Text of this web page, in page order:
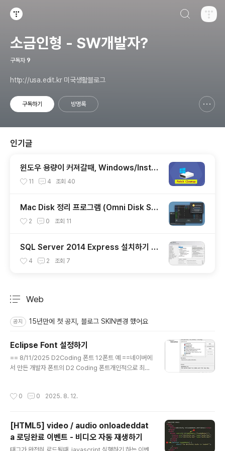
소금인형 - SW개발자?
구독자 9
http://usa.edit.kr 미국생활블로그
구독하기 방명록
인기글
윈도우 용량이 커져갈때, Windows/Install
er 패치 파일 삭제하기
11 4 조회 40
Mac Disk 정리 프로그램 (Omni Disk Sw
eeper, Disk Inventory X, Grand Pers
2 0 조회 11
SQL Server 2014 Express 설치하기 (S
SMS포함 Window 10 환경)
4 2 조회 7
Web
공지 15년만에 첫 공지, 블로그 SKIN변경 했어요
Eclipse Font 설정하기
== 8/11/2025 D2Coding 폰트 12폰트 예 ==네이버에
서 만든 개발자 폰트의 D2 Coding 폰트개인적으로 최근
codingfont?tab=readme-ov-file GitHub - naver/
y creating an account on GitHub.github.com D2
Coding 폰트의 사이즈는 12폰트로 해야 볼만한 사이즈로
나오더라구요.윈도우 환경에서 개발용으로 사용하는 폰트
0 0 2025. 8. 12.
[HTML5] video / audio onloadeddat
a 로딩완료 이벤트 - 비디오 자동 재생하기